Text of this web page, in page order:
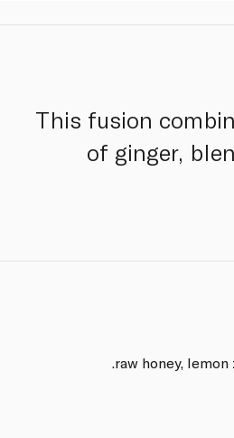
This fusion
of ginger,